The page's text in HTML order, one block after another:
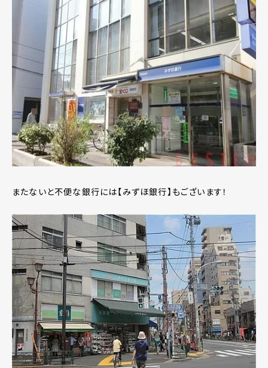
またないと不便な銀行には【みずほ銀行】もございます！